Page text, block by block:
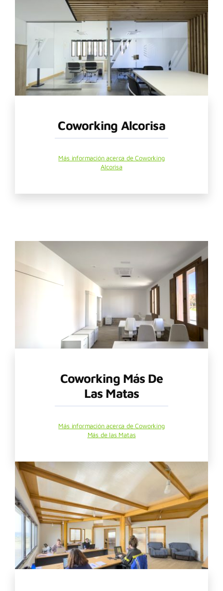
Coworking Alcorisa
Más información acerca de Coworking
Alcorisa
Coworking Más De
Las Matas
Más información acerca de Coworking
Más de las Matas